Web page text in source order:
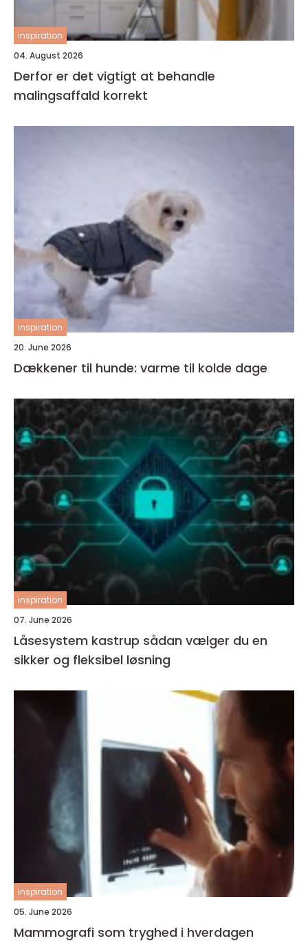
inspiration
04. August 2026
Derfor er det vigtigt at behandle
malingsaffald korrekt
inspiration
20. June 2026
Dækkener til hunde: varme til kolde dage
inspiration
07. June 2026
Låsesystem kastrup sådan vælger du en
sikker og fleksibel løsning
inspiration
05. June 2026
Mammografi som tryghed i hverdagen